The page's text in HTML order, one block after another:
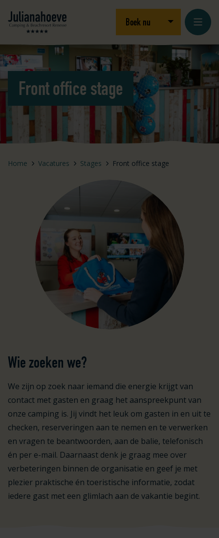
Logo Julianahoeve Boek nu Open/sluit
Front office stage
Home Vacatures Stages Front office stage
Wie zoeken we?
We zijn op zoek naar iemand die energie krijgt van
contact met gasten en graag het aanspreekpunt van
onze camping is. Jij vindt het leuk om gasten in en uit te
checken, reserveringen aan te nemen en te verwerken
en vragen te beantwoorden, aan de balie, telefonisch
én per e-mail. Daarnaast denk je graag mee over
verbeteringen binnen de organisatie en geef je met
plezier praktische én toeristische informatie, zodat
iedere gast met een glimlach aan de vakantie begint.